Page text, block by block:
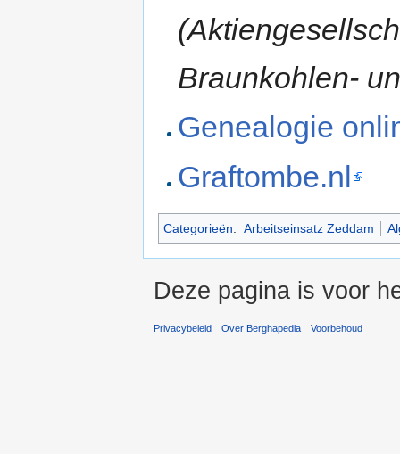
Braunkohlen-
Genealogie
Graftombe.nl
Categorieën: Arbeitseinsatz Zeddam
Deze pagina is voor
Privacybeleid Over Berghapedia Voorbehoud